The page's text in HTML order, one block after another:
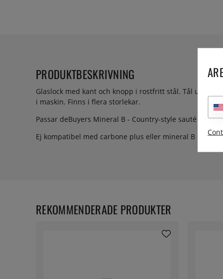
PRODUKTBESKRIVNING
Glaslock med kant och knopp i rostfritt stål. Tål ugn
i maskin. Finns i flera storlekar.
Passar deBuyers Mineral B - Country-style sauté pans
Ej kompatibel med carbone plus eller mineral B -
REKOMMENDERADE PRODUKTER